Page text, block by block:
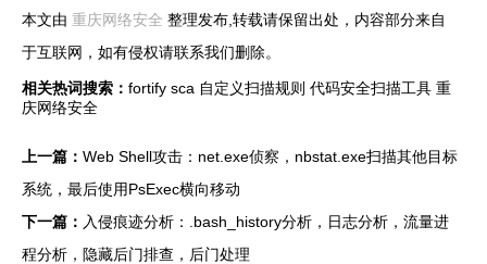
本文由 重庆网络安全 整理发布,转载请保留出处，内容部分来自
于互联网，如有侵权请联系我们删除。
相关热词搜索： fortify sca 自定义扫描规则 代码安全扫描工具 重
庆网络安全
上一篇： Web Shell攻击：net.exe侦察，nbstat.exe扫描其他目标
系统，最后使用PsExec横向移动
下一篇： 入侵痕迹分析：.bash_history分析，日志分析，流量进
程分析，隐藏后门排查，后门处理